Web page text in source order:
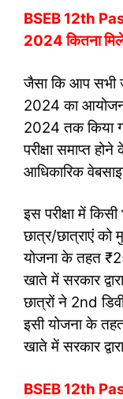
BSEB 12th
2024 कितना
जैसा कि आप सभी
2024 का
2024 तक किया
परीक्षा समाप्त
आधिकारिक
इस परीक्षा में
छात्र/छात्राएं को
योजना के तहत
खाते में सरकार
छात्रों ने 2nd
इसी योजना के
खाते में सरकार
BSEB 12th